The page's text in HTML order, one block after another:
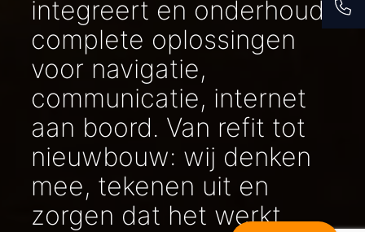
integreert en onderhoudt
complete oplossingen
voor navigatie,
communicatie, internet
aan boord. Van refit tot
nieuwbouw: wij denken
mee, tekenen uit en
zorgen dat het werkt.